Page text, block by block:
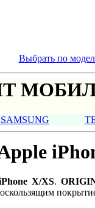
Выбрать по
SAMSUNG
X/XS.